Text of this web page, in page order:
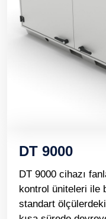
DT 9000
DT 9000 cihazı
kontrol üniteleri ile
standart